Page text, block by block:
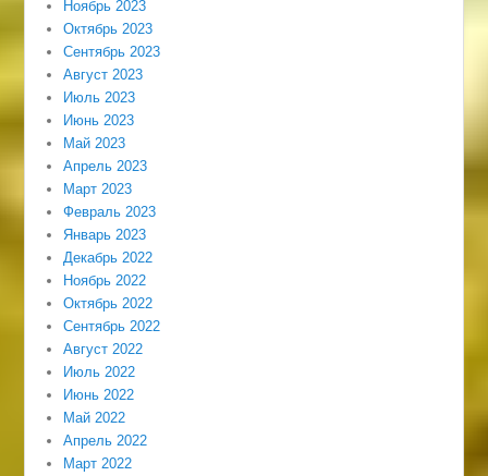
Ноябрь 2023
Октябрь 2023
Сентябрь 2023
Август 2023
Июль 2023
Июнь 2023
Май 2023
Апрель 2023
Март 2023
Февраль 2023
Январь 2023
Декабрь 2022
Ноябрь 2022
Октябрь 2022
Сентябрь 2022
Август 2022
Июль 2022
Июнь 2022
Май 2022
Апрель 2022
Март 2022